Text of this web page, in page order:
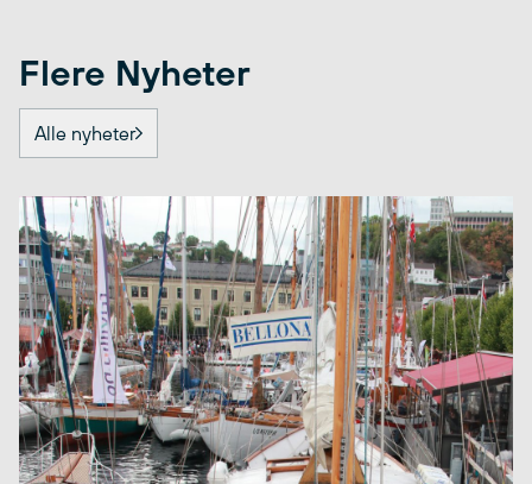
Flere Nyheter
Alle nyheter